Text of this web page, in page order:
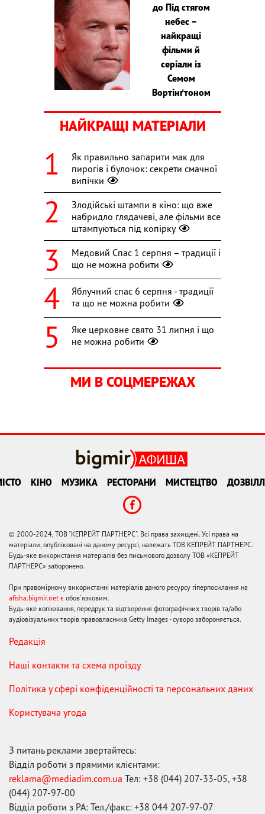
до Під стягом
небес –
найкращі
фільми й
серіали із
Семом
Вортінґтоном
НАЙКРАЩІ МАТЕРІАЛИ
Як правильно запарити мак для
пирогів і булочок: секрети смачної
випічки
Злодійські штампи в кіно: що вже
набридло глядачеві, але фільми все
штампуються під копірку
Медовий Спас 1 серпня – традиції і
що не можна робити
Яблучний спас 6 серпня - традиції
та що не можна робити
Яке церковне свято 31 липня і що
не можна робити
МИ В СОЦМЕРЕЖАХ
КІНО МУЗИКА РЕСТОРАНИ МИСТЕЦТВО
© 2000-2024, ТОВ "КЕПРЕЙТ ПАРТНЕРС". Всі права захищені. Усі права на
матеріали, опубліковані на даному ресурсі, належать ТОВ КЕПРЕЙТ ПАРТНЕРС.
Будь-яке використання матеріалів без письмового дозволу ТОВ «КЕПРЕЙТ
ПАРТНЕРС» заборонено.
При правомірному використанні матеріалів даного ресурсу гіперпосилання на
afisha.bigmir.net є обов'язковим.
Будь-яке копіювання, передрук та відтворення фотографічних творів та/або
аудіовізуальних творів правовласника Getty Images - суворо забороняється.
Редакція
Наші контакти та схема проїзду
Політика у сфері конфіденційності та персональних даних
Користувача угода
З питань реклами звертайтесь:
Відділ роботи з прямими клієнтами:
reklama@mediadim.com.ua Тел: +38 (044) 207-33-05, +38
(044) 207-97-00
Відділ роботи з РА: Тел./факс: +38 044 207-97-07